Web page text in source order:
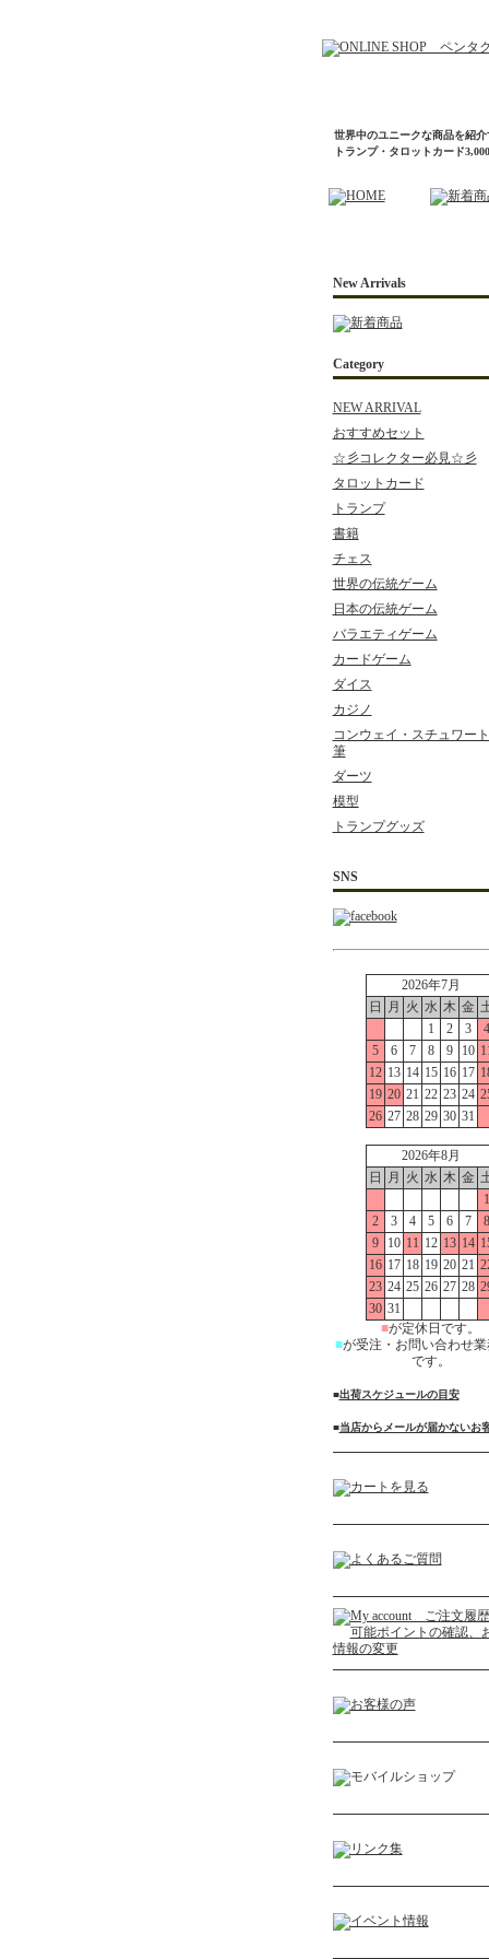
世界中のユニークな商品を紹
トランプ・タロットカード
New Arrivals
Category
NEW ARRIVAL
おすすめセット
☆彡コレクター必見☆彡
タロットカード
トランプ
書籍
チェス
世界の伝統ゲーム
日本の伝統ゲーム
バラエティゲーム
カードゲーム
ダイス
カジノ
コンウェイ・スチュワー
筆
ダーツ
模型
トランプグッズ
SNS
2026年7月
日
月 火 水 木 金
1
2 3
4
5
6 7 8 9 10
12 13 14 15 16 17
19 20 21 22 23 24
26 27 28 29 30 31
2026年8月
日
月 火 水 木 金
1
2
3 4 5 6 7
8
9
10 11 12 13 14
16 17 18 19 20 21
23 24 25 26 27 28
30 31
■が定休日です。
■が受注・お問い合わせ
です。
■出荷スケジュールの目安
■当店からメールが届かないお